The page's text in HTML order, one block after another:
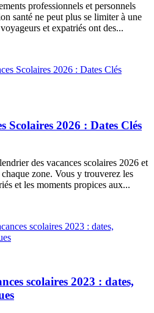
professionnels et personnels
santé ne peut plus se limiter à une
et expatriés ont des...
Scolaires 2026 : Dates Clés
des vacances scolaires 2026 et
zone. Vous y trouverez les
et les moments propices aux...
scolaires 2023 : dates,